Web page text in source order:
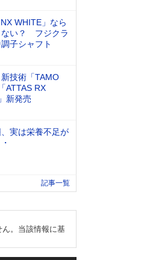
NX WHITE」なら
ない？ フジクラ
子シャフト
技術「TAMO
ATTAS RX
新発売
実は栄養不足が
記事一覧
。当該情報に基